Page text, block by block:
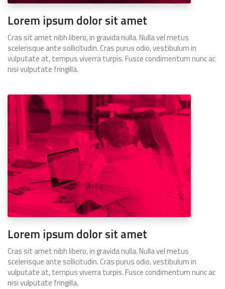
Lorem ipsum dolor sit amet
Cras sit amet nibh libero, in gravida nulla. Nulla vel metus
scelerisque ante sollicitudin. Cras purus odio, vestibulum in
vulputate at, tempus viverra turpis. Fusce condimentum nunc ac
nisi vulputate fringilla.
Lorem ipsum dolor sit amet
Cras sit amet nibh libero, in gravida nulla. Nulla vel metus
scelerisque ante sollicitudin. Cras purus odio, vestibulum in
vulputate at, tempus viverra turpis. Fusce condimentum nunc ac
nisi vulputate fringilla.